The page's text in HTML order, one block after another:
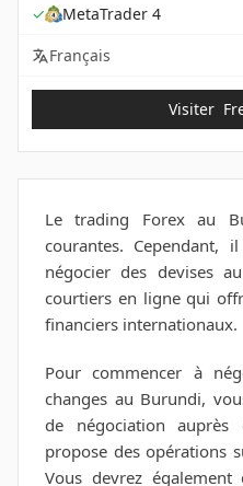
✓
MetaTrader 4
Français
Visiter
Le trading Forex au
courantes. Cependant,
négocier des devises
courtiers en ligne qui
financiers internationaux.
Pour commencer à
changes au Burundi,
de négociation
propose des opérations
Vous devrez également